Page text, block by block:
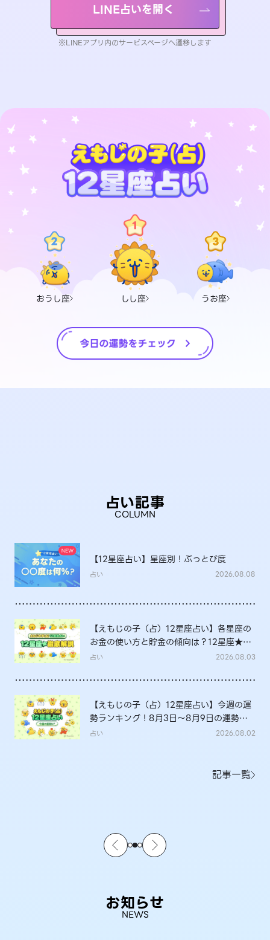
LINE占いを開く
※LINEアプリ内のサービスページへ遷移します
おうし座 しし座 うお座
占い記事
COLUMN
【12星座占い】星座別！ぶっとび度
占い 2026.08.08
【えもじの子（占）12星座占い】各星座の
お金の使い方と貯金の傾向は？12星座★徹
底解説
占い 2026.08.03
【えもじの子（占）12星座占い】今週の運
勢ランキング！8月3日～8月9日の運勢
は？
占い 2026.08.02
記事一覧
お知らせ
NEWS